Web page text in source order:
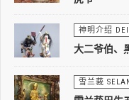
神明介绍
大二爷伯、
雪兰莪